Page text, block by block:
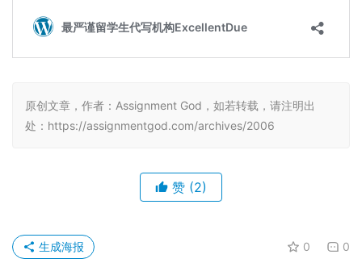
原创文章，作者：Assignment God，如若转载，请注明出
处：https://assignmentgod.com/archives/2006
赞 (2)
0 0
生成海报